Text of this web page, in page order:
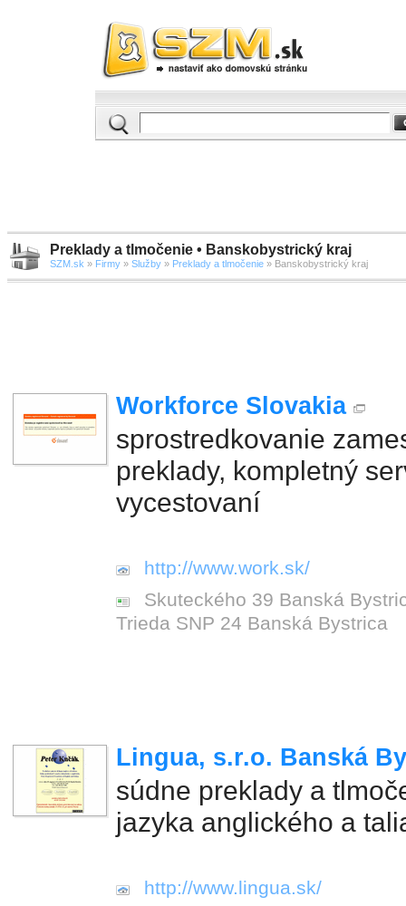
Preklady a tlmočenie • Banskobystrický kraj
SZM.sk » Firmy » Služby » Preklady a tlmočenie » Banskobystrický kraj
Workforce Slovakia
sprostredkovanie
preklady, kompletný
vycestovaní
http://www.work.sk/
Skuteckého 39 Banská
Trieda SNP 24 Banská Bystrica
Lingua, s.r.o. Banská
súdne preklady a
jazyka anglického a
http://www.lingua.sk/